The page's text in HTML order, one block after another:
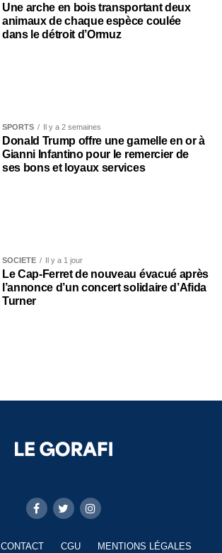
Une arche en bois transportant deux
animaux de chaque espèce coulée
dans le détroit d’Ormuz
SPORTS Il y a 2 semaines
Donald Trump offre une gamelle en or à
Gianni Infantino pour le remercier de
ses bons et loyaux services
SOCIÉTÉ Il y a 1 jour
Le Cap-Ferret de nouveau évacué après
l’annonce d’un concert solidaire d’Afida
Turner
CONTACT CGU MENTIONS LÉGALES